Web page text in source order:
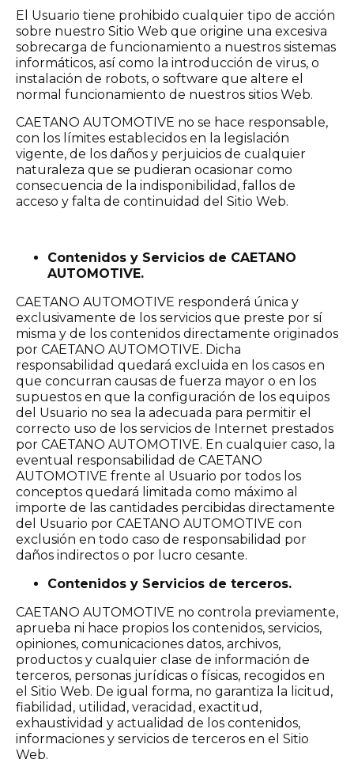
El Usuario tiene prohibido cualquier tipo de acción
sobre nuestro Sitio Web que origine una excesiva
sobrecarga de funcionamiento a nuestros sistemas
informáticos, así como la introducción de virus, o
instalación de robots, o software que altere el
normal funcionamiento de nuestros sitios Web.
CAETANO AUTOMOTIVE no se hace responsable,
con los límites establecidos en la legislación
vigente, de los daños y perjuicios de cualquier
naturaleza que se pudieran ocasionar como
consecuencia de la indisponibilidad, fallos de
acceso y falta de continuidad del Sitio Web.
Contenidos y Servicios de CAETANO
AUTOMOTIVE.
CAETANO AUTOMOTIVE responderá única y
exclusivamente de los servicios que preste por sí
misma y de los contenidos directamente originados
por CAETANO AUTOMOTIVE. Dicha
responsabilidad quedará excluida en los casos en
que concurran causas de fuerza mayor o en los
supuestos en que la configuración de los equipos
del Usuario no sea la adecuada para permitir el
correcto uso de los servicios de Internet prestados
por CAETANO AUTOMOTIVE. En cualquier caso, la
eventual responsabilidad de CAETANO
AUTOMOTIVE frente al Usuario por todos los
conceptos quedará limitada como máximo al
importe de las cantidades percibidas directamente
del Usuario por CAETANO AUTOMOTIVE con
exclusión en todo caso de responsabilidad por
daños indirectos o por lucro cesante.
Contenidos y Servicios de terceros.
CAETANO AUTOMOTIVE no controla previamente,
aprueba ni hace propios los contenidos, servicios,
opiniones, comunicaciones datos, archivos,
productos y cualquier clase de información de
terceros, personas jurídicas o físicas, recogidos en
el Sitio Web. De igual forma, no garantiza la licitud,
fiabilidad, utilidad, veracidad, exactitud,
exhaustividad y actualidad de los contenidos,
informaciones y servicios de terceros en el Sitio
Web.